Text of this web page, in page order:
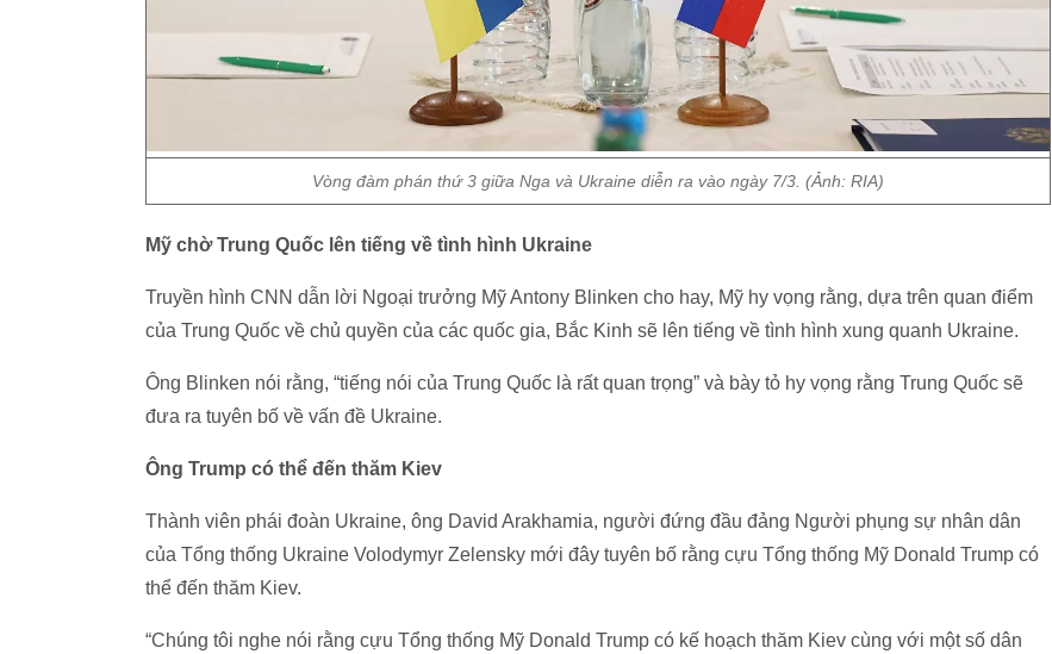
Vòng đàm phán thứ 3 giữa Nga và Ukraine diễn ra vào ngày 7/3. (Ảnh: RIA)
Mỹ chờ Trung Quốc lên tiếng về tình hình Ukraine
Truyền hình CNN dẫn lời Ngoại trưởng Mỹ Antony Blinken cho hay, Mỹ hy vọng rằng, dựa trên quan điểm
của Trung Quốc về chủ quyền của các quốc gia, Bắc Kinh sẽ lên tiếng về tình hình xung quanh Ukraine.
Ông Blinken nói rằng, “tiếng nói của Trung Quốc là rất quan trọng” và bày tỏ hy vọng rằng Trung Quốc sẽ
đưa ra tuyên bố về vấn đề Ukraine.
Ông Trump có thể đến thăm Kiev
Thành viên phái đoàn Ukraine, ông David Arakhamia, người đứng đầu đảng Người phụng sự nhân dân
của Tổng thống Ukraine Volodymyr Zelensky mới đây tuyên bố rằng cựu Tổng thống Mỹ Donald Trump có
thể đến thăm Kiev.
“Chúng tôi nghe nói rằng cựu Tổng thống Mỹ Donald Trump có kế hoạch thăm Kiev cùng với một số dân